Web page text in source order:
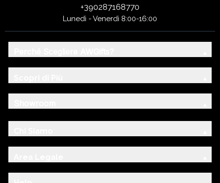
+390287168770
Lunedì - Venerdì 8:00-16:00